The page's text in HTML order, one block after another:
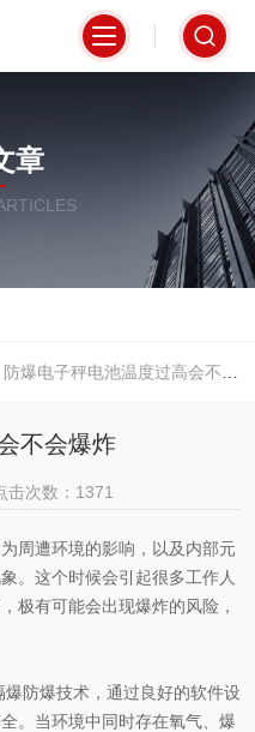
章
防爆电子秤电池温度过高会不会爆炸
不会爆炸
击次数：1371
周遭环境的影响，以及内部元
。这个时候会引起很多工作人
极有可能会出现爆炸的风险，
防爆技术，通过良好的软件设
。当环境中同时存在氧气、爆